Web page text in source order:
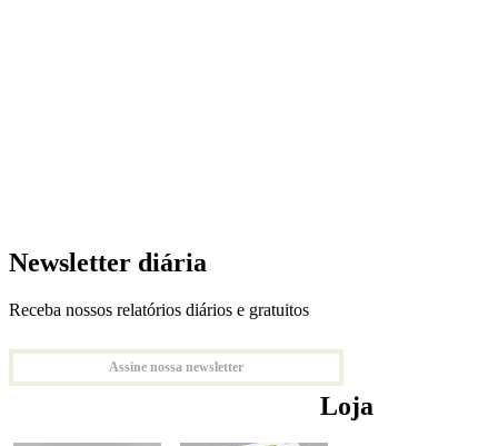
Newsletter diária
Receba nossos relatórios diários e gratuitos
Assine nossa newsletter
Loja